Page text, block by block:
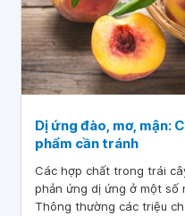
Dị ứng đào, mơ, mận:
phẩm cần tránh
Các hợp chất trong trái
phản ứng dị ứng ở một số
Thông thường các triệu